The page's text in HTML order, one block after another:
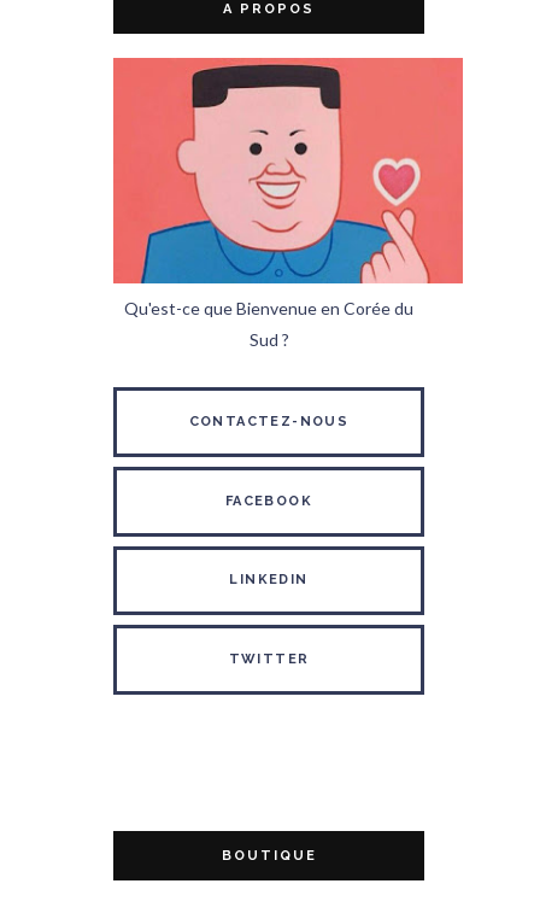
A PROPOS
Qu'est-ce que Bienvenue en Corée du
Sud ?
CONTACTEZ-NOUS
FACEBOOK
LINKEDIN
TWITTER
BOUTIQUE